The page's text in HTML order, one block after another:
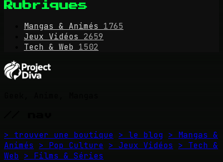
Rubriques
Mangas & Animés
1765
Jeux Vidéos
2659
Tech & Web 1502
> trouver une boutique > le blog > Mangas &
Animés
> Pop Culture > Jeux Vidéos
> Tech &
Web > Films & Séries